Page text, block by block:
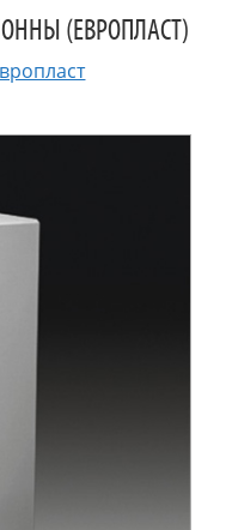
(ЕВРОПЛАСТ)